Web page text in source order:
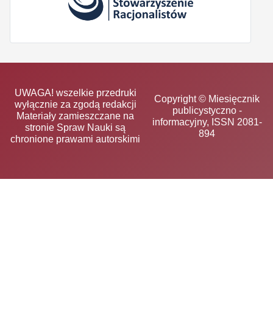
UWAGA! wszelkie przedruki
wyłącznie za zgodą redakcji
Materiały zamieszczane na
stronie Spraw Nauki są
chronione prawami autorskimi
Copyright © Miesięcznik
publicystyczno -
informacyjny, ISSN 2081-
894